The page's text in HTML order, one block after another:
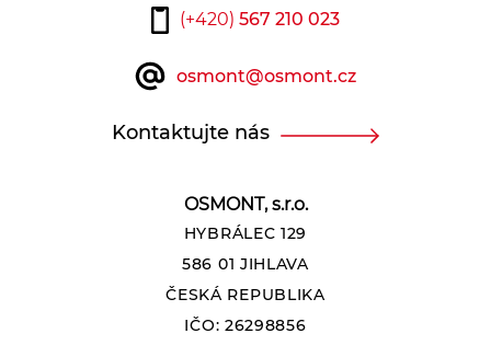
OSMONT, s.r.o.
HYBRÁLEC 129
586 01 JIHLAVA
ČESKÁ REPUBLIKA
IČO: 26298856
(+420) 567 210 023
osmont@osmont.cz
Kontaktujte nás